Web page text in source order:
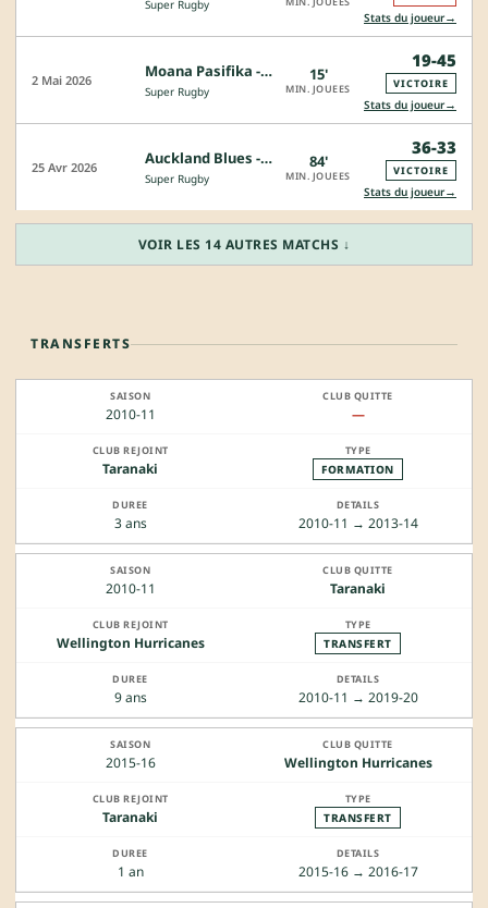
Super Rugby
Stats du joueur→
2 Mai 2026 Moana Pasifika - Auckland Blues
Super Rugby
15'
MIN. JOUEES
19-45
VICTOIRE
Stats du joueur→
25 Avr 2026 Auckland Blues - Queensland Reds
Super Rugby
84'
MIN. JOUEES
36-33
VICTOIRE
Stats du joueur→
VOIR LES 14 AUTRES MATCHS ↓
TRANSFERTS
2010-11 —
Taranaki FORMATION
3 ans 2010-11 → 2013-14
2010-11 Taranaki
Wellington Hurricanes TRANSFERT
9 ans 2010-11 → 2019-20
2015-16 Wellington Hurricanes
Taranaki TRANSFERT
1 an 2015-16 → 2016-17